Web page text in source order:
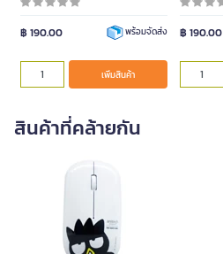
฿ 190.00 พร้อมจัดส่ง
เพิ่มสินค้า
฿ 190.00
สินค้าที่คล้ายกัน
ANITECH เมาส์ไร้สาย ซานริโอ
รุ่น XO-W238 สีขาว